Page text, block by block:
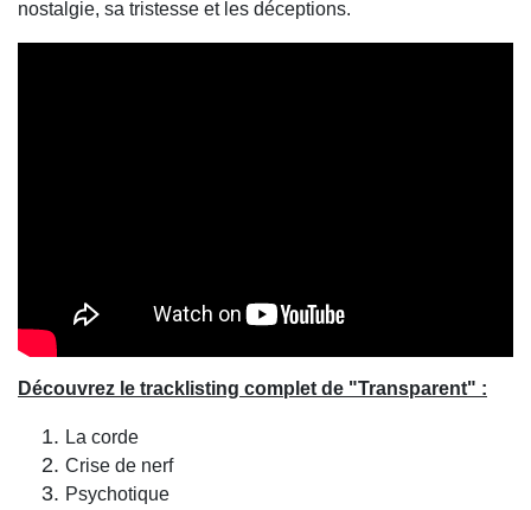
nostalgie, sa tristesse et les déceptions.
Découvrez le tracklisting complet de "Transparent" :
La corde
Crise de nerf
Psychotique